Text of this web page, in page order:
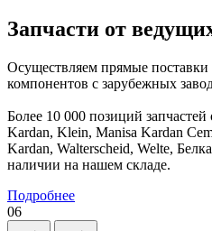
Запчасти от
Осуществляем прямые
компонентов с зарубежных
Более 10 000 позиций
Kardan, Klein, Manisa Kardan
Kardan, Walterscheid, Welte,
наличии на нашем складе.
Подробнее
06